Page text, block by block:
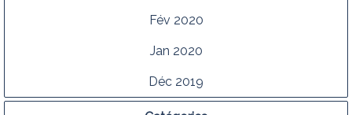
Fév 2020
Jan 2020
Déc 2019